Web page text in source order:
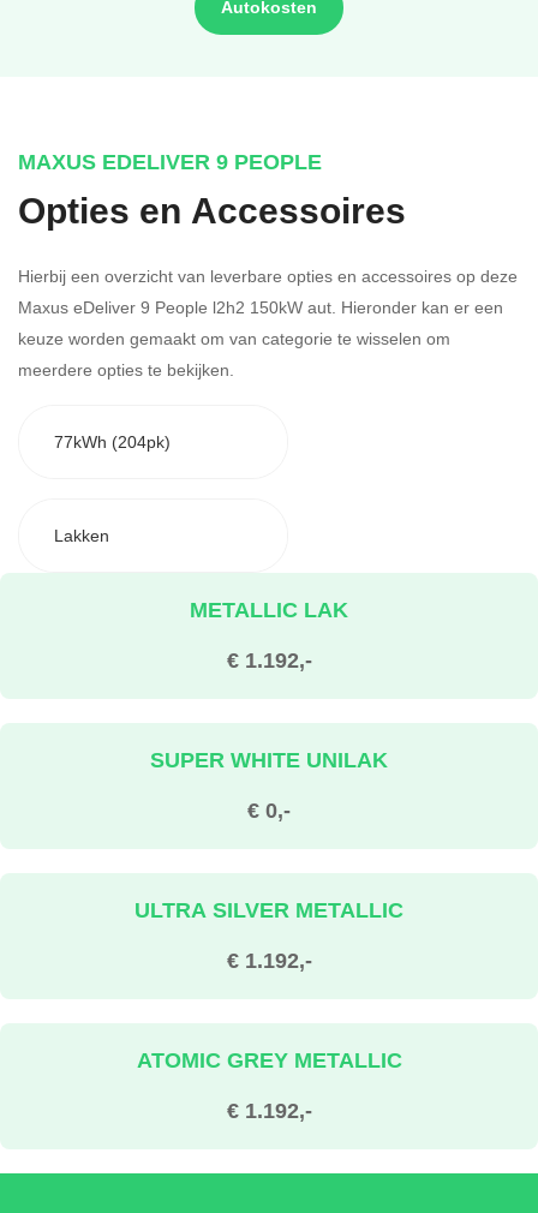
Autokosten
MAXUS EDELIVER 9 PEOPLE
Opties en Accessoires
Hierbij een overzicht van leverbare opties en accessoires op deze
Maxus eDeliver 9 People l2h2 150kW aut. Hieronder kan er een
keuze worden gemaakt om van categorie te wisselen om
meerdere opties te bekijken.
77kWh (204pk)
Lakken
€ 1.192,-
METALLIC LAK
€ 0,-
SUPER WHITE UNILAK
€ 1.192,-
ULTRA SILVER METALLIC
€ 1.192,-
ATOMIC GREY METALLIC